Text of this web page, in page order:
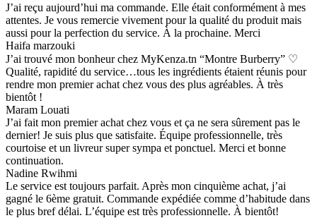
J’ai reçu aujourd’hui ma commande. Elle était conformément à mes
attentes. Je vous remercie vivement pour la qualité du produit mais
aussi pour la perfection du service. À la prochaine. Merci
Haifa marzouki
J’ai trouvé mon bonheur chez MyKenza.tn “Montre Burberry” ♡
Qualité, rapidité du service…tous les ingrédients étaient réunis pour
rendre mon premier achat chez vous des plus agréables. À très
bientôt !
Maram Louati
J’ai fait mon premier achat chez vous et ça ne sera sûrement pas le
dernier! Je suis plus que satisfaite. Équipe professionnelle, très
courtoise et un livreur super sympa et ponctuel. Merci et bonne
continuation.
Nadine Rwihmi
Le service est toujours parfait. Après mon cinquième achat, j’ai
gagné le 6ème gratuit. Commande expédiée comme d’habitude dans
le plus bref délai. L’équipe est très professionnelle. À bientôt!